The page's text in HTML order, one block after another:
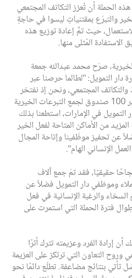
الحملة أن تُعزز التكاتف المجتمعي
والتبرّع بمقتنياتٍ ليسوا في حاجةٍ
حيث تمَّ إعادة توزيع هذه
الاستفادة المُثلى منها.
صرّح محمد عبدالله جمعة
التمويل: "لطالما حرصنا عبر
والتكاتف المجتمعي، ونحن إذ نفتخر
هذا العام بنجاحنا في توفير 100 صندوق لجمع التبرعات الخيرية
في الإمارات، استطعنا بذلك
من الأماكن المتاحة لفعل الخير
عن تحفيز موظّفينا وإتاحة المجال
الإنساني الهام".
حقيقيًا، فقد تمّ جمع آلاف
وموظفي دار التمويل فضلاً عن
والرغبة الإنسانية في فعل
فترة الحملة التي استمرت على
إرادة الفرد وعزيمته تترك أثرًا
وروح التعاون التي ترتكز على العزيمة
تأتي بنتائج مضاعفة. تطلّع دائمًا نحو